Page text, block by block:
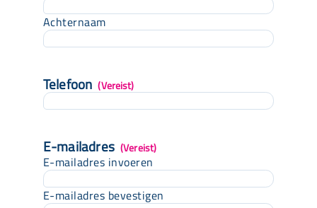
Achternaam
Telefoon (Vereist)
E-mailadres (Vereist)
E-mailadres invoeren
E-mailadres bevestigen